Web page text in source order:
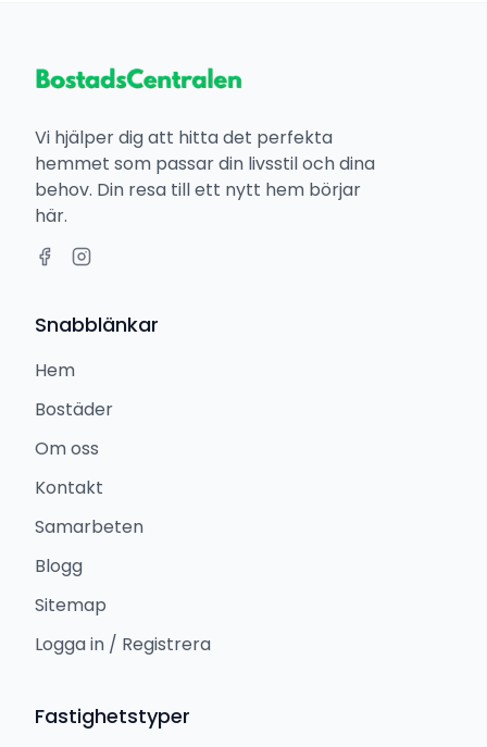
Vi hjälper dig att hitta det perfekta
hemmet som passar din livsstil och dina
behov. Din resa till ett nytt hem börjar
här.
Snabblänkar
Hem
Bostäder
Om oss
Kontakt
Samarbeten
Blogg
Sitemap
Logga in / Registrera
Fastighetstyper